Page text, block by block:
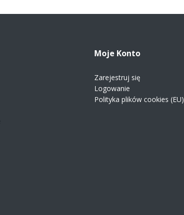
Moje Konto
Zarejestruj się
Logowanie
Polityka plików cookies (EU)